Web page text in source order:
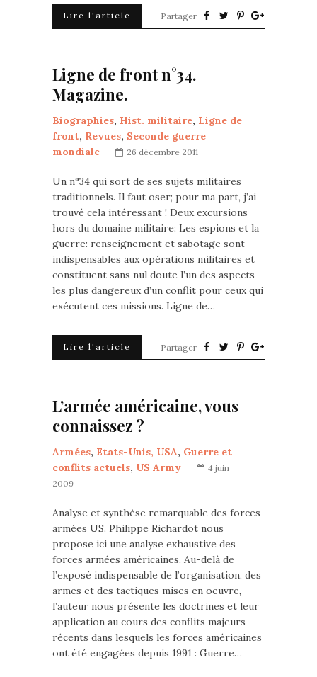
Lire l'article Partager
Ligne de front n°34.
Magazine.
Biographies, Hist. militaire, Ligne de
front, Revues, Seconde guerre
mondiale
26 décembre 2011
Un n°34 qui sort de ses sujets militaires
traditionnels. Il faut oser; pour ma part, j’ai
trouvé cela intéressant ! Deux excursions
hors du domaine militaire: Les espions et la
guerre: renseignement et sabotage sont
indispensables aux opérations militaires et
constituent sans nul doute l’un des aspects
les plus dangereux d’un conflit pour ceux qui
exécutent ces missions. Ligne de…
Lire l'article Partager
L’armée américaine, vous
connaissez ?
Armées, Etats-Unis, USA, Guerre et
conflits actuels, US Army
4 juin
2009
Analyse et synthèse remarquable des forces
armées US. Philippe Richardot nous
propose ici une analyse exhaustive des
forces armées américaines. Au-delà de
l’exposé indispensable de l’organisation, des
armes et des tactiques mises en oeuvre,
l’auteur nous présente les doctrines et leur
application au cours des conflits majeurs
récents dans lesquels les forces américaines
ont été engagées depuis 1991 : Guerre…